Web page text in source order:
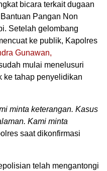
bicara terkait dugaan
Pangan Non
Setelah gelombang
ke publik, Kapolres
Gunawan,
mulai menelusuri
ke tahap penyelidikan
minta keterangan. Kasus
Kami minta
saat dikonfirmasi
telah mengantongi